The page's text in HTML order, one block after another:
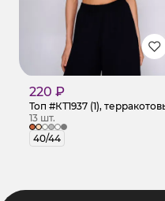
220 ₽
Топ #КТ1937 (1),
13 шт.
40/44